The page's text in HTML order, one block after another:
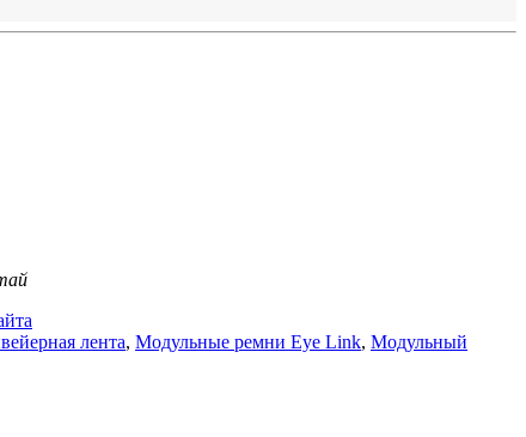
лента, Модульные ремни Eye Link, Модульный